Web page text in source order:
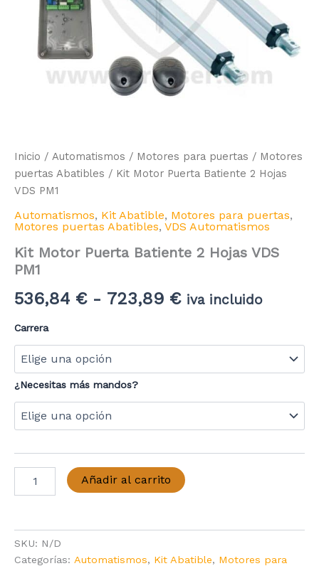
Inicio / Automatismos / Motores para puertas / Motores
puertas Abatibles / Kit Motor Puerta Batiente 2 Hojas
VDS PM1
Automatismos, Kit Abatible, Motores para puertas,
Motores puertas Abatibles, VDS Automatismos
Kit Motor Puerta Batiente 2 Hojas VDS
PM1
536,84 € - 723,89 €Rango
536,84 €
hasta
iva incluido
Carrera
¿Necesitas más mandos?
Motor
2
Hojas
VDS
Añadir al carrito
SKU: N/D
Categorías: Automatismos, Kit Abatible, Motores para